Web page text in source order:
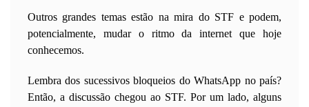
Outros grandes temas estão na mira do STF e podem,
potencialmente, mudar o ritmo da internet que hoje
conhecemos.
Lembra dos sucessivos bloqueios do WhatsApp no país?
Então, a discussão chegou ao STF. Por um lado, alguns